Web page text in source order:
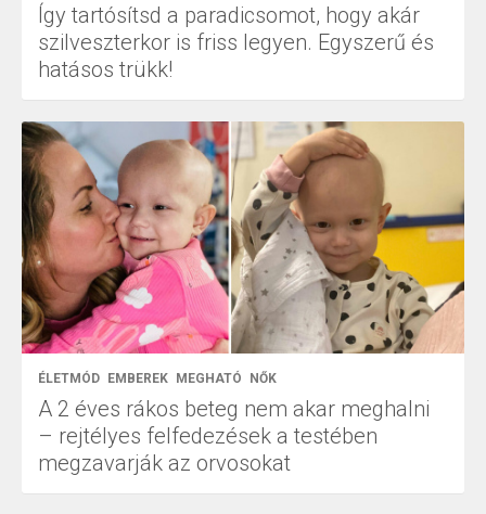
Így tartósítsd a paradicsomot, hogy akár
szilveszterkor is friss legyen. Egyszerű és
hatásos trükk!
ÉLETMÓD EMBEREK MEGHATÓ NŐK
A 2 éves rákos beteg nem akar meghalni
– rejtélyes felfedezések a testében
megzavarják az orvosokat